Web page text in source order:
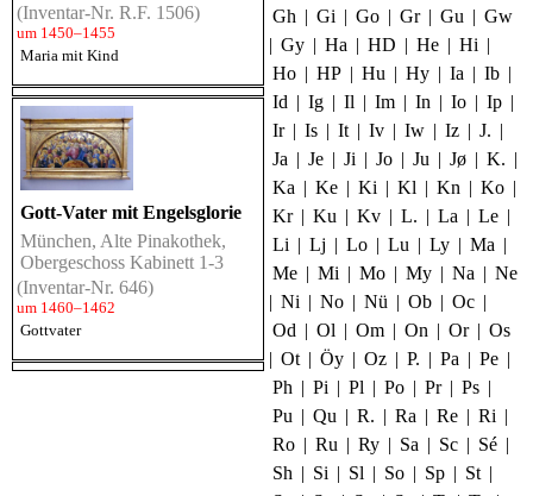
(Inventar-Nr. R.F. 1506)
um 1450–1455
Maria mit Kind
Gott-Vater mit Engelsglorie
München, Alte Pinakothek,
Obergeschoss Kabinett 1-3
(Inventar-Nr. 646)
um 1460–1462
Gottvater
Gh | Gi | Go | Gr | Gu | Gw
| Gy | Ha | HD | He | Hi |
Ho | HP | Hu | Hy | Ia | Ib |
Id | Ig | Il | Im | In | Io | Ip |
Ir | Is | It | Iv | Iw | Iz | J. |
Ja | Je | Ji | Jo | Ju | Jø | K. |
Ka | Ke | Ki | Kl | Kn | Ko |
Kr | Ku | Kv | L. | La | Le |
Li | Lj | Lo | Lu | Ly | Ma |
Me | Mi | Mo | My | Na | Ne
| Ni | No | Nü | Ob | Oc |
Od | Ol | Om | On | Or | Os
| Ot | Öy | Oz | P. | Pa | Pe |
Ph | Pi | Pl | Po | Pr | Ps |
Pu | Qu | R. | Ra | Re | Ri |
Ro | Ru | Ry | Sa | Sc | Sé |
Sh | Si | Sl | So | Sp | St |